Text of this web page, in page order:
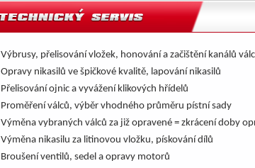
Výbrusy, přelisování vložek, honování a začištění kanálů
Opravy nikasilů ve špičkové kvalitě, lapování nikasilů
Přelisování ojnic a vyvážení klikových hřídelů
Proměření válců, výběr vhodného průměru pístní sady
Výměna vybraných válců za již opravené = zkrácení doby
Výměna nikasilu za litinovou vložku, pískování dílů
Broušení ventilů, sedel a opravy motorů